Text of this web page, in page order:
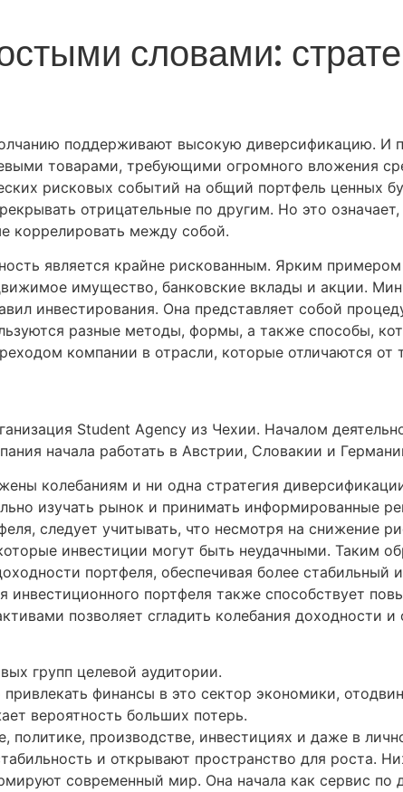
словами:
поддерживают высокую диверсификацию. И
товарами, требующими огромного вложения
рисковых событий на общий портфель ценных
отрицательные по другим. Но это
коррелировать между собой.
является крайне рискованным. Ярким
имущество, банковские вклады и акции.
инвестирования. Она представляет собой
разные методы, формы, а также способы,
компании в отрасли, которые отличаются от
Student Agency из Чехии. Началом
начала работать в Австрии, Словакии и
колебаниям и ни одна стратегия
изучать рынок и принимать информированные
следует учитывать, что несмотря на снижение
инвестиции могут быть неудачными.​ Таким
портфеля, обеспечивая более стабильный
инвестиционного портфеля также способствует
позволяет сгладить колебания доходности и
групп целевой аудитории.
финансы в это сектор экономики,
вероятность больших потерь.
производстве, инвестициях и даже в
и открывают пространство для роста.
современный мир. Она начала как сервис по